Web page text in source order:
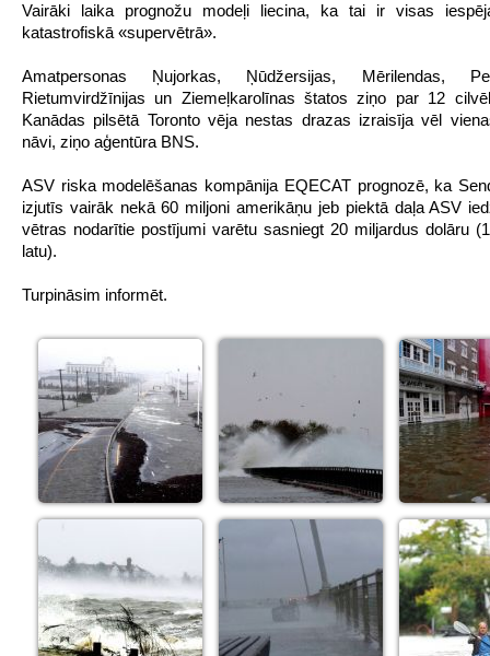
Vairāki laika prognožu modeļi liecina, ka tai ir visas
katastrofiskā «supervētrā».
Amatpersonas Ņujorkas, Ņūdžersijas, Mērilendas,
Rietumvirdžīnijas un Ziemeļkarolīnas štatos ziņo par 12
Kanādas pilsētā Toronto vēja nestas drazas izraisīja vēl
nāvi, ziņo aģentūra BNS.
ASV riska modelēšanas kompānija EQECAT prognozē, ka
izjutīs vairāk nekā 60 miljoni amerikāņu jeb piektā daļa ASV
vētras nodarītie postījumi varētu sasniegt 20 miljardus dolāru
latu).
Turpināsim informēt.